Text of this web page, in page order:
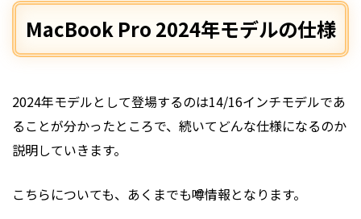
MacBook Pro 2024年モデルの仕様
2024年モデルとして登場するのは14/16インチモデルであ
ることが分かったところで、続いてどんな仕様になるのか
説明していきます。
こちらについても、あくまでも噂情報となります。